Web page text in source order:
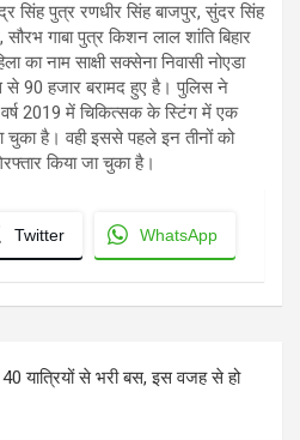
सिंह पुत्र रणधीर सिंह बाजपुर, सुंदर सिंह
गाबा पुत्र किशन लाल शांति बिहार
का नाम साक्षी सक्सेना निवासी नोएडा
से 90 हजार बरामद हुए है। पुलिस ने
2019 में चिकित्सक के स्टिंग में एक
चुका है। वही इससे पहले इन तीनों को
किया जा चुका है।
Twitter WhatsApp
यात्रियों से भरी बस, इस वजह से हो